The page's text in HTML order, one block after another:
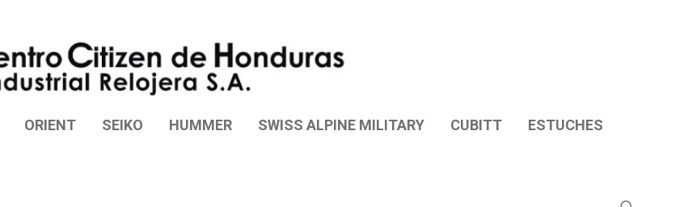
ORIENT SEIKO HUMMER SWISS ALPINE MILITARY CUBITT ESTUCHES